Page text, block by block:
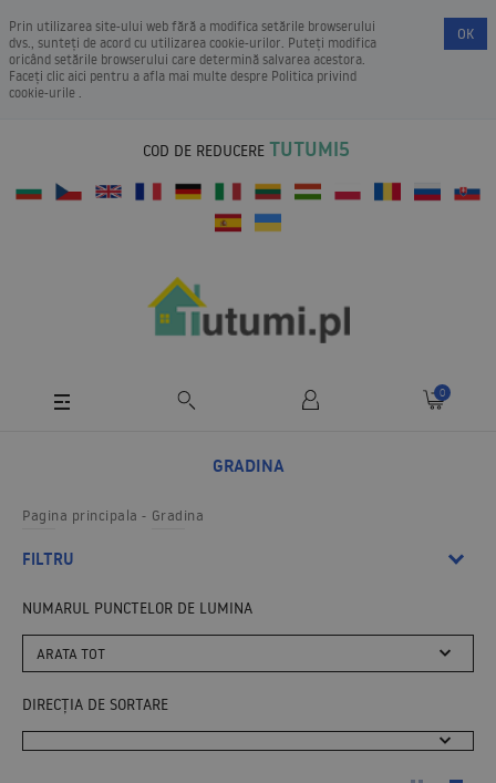
Prin utilizarea site-ului web fără a modifica setările browserului
dvs., sunteți de acord cu utilizarea cookie-urilor. Puteți modifica
oricând setările browserului care determină salvarea acestora.
Faceți clic aici pentru a afla mai multe despre Politica privind
cookie-urile .
OK
COD DE REDUCERE TUTUMI5
0
GRADINA
Pagina principala Gradina
FILTRU
NUMARUL PUNCTELOR DE LUMINA
ARATA TOT
DIRECȚIA DE SORTARE